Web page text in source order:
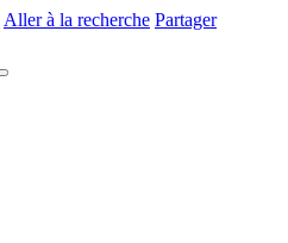
Aller à la recherche Partager